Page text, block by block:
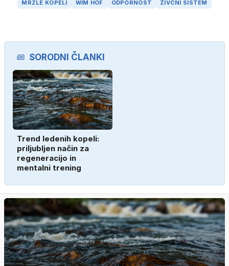
MRZLE KOPELI WIM HOF ODPORNOST ŽIVČNI SISTEM
SORODNI ČLANKI
Trend ledenih kopeli:
priljubljen način za
regeneracijo in
mentalni trening